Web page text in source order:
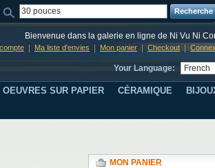
Recherche
Bienvenue dans la galerie en ligne de Ni Vu Ni
Ma liste d'envies Mon panier Checkout
Your Language:
OEUVRES SUR PAPIER CÉRAMIQUE
MON PANIER